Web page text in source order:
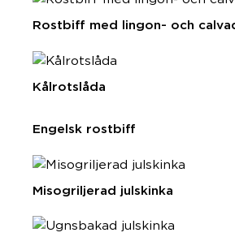
Rostbiff med lingon- och
Kålrotslåda
Engelsk rostbiff
Misogriljerad julskinka